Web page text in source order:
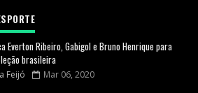
Everton Ribeiro, Gabigol e Bruno Henrique para
brasileira
Feijó Mar 06, 2020